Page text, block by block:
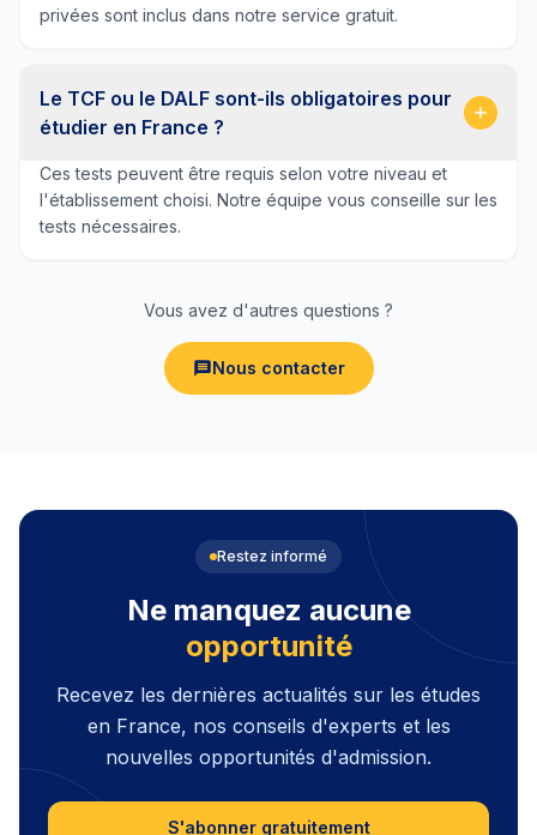
privées sont inclus dans notre service gratuit.
Le TCF ou le DALF sont-ils obligatoires pour
étudier en France ?
Ces tests peuvent être requis selon votre niveau et
l'établissement choisi. Notre équipe vous conseille sur les
tests nécessaires.
Vous avez d'autres questions ?
Nous contacter
Restez informé
Ne manquez aucune
opportunité
Recevez les dernières actualités sur les études
en France, nos conseils d'experts et les
nouvelles opportunités d'admission.
S'abonner gratuitement